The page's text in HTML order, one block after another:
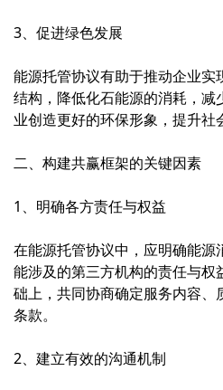
3、促进绿色发展
能源托管协议有助于推动企业
结构，降低化石能源的消耗，减
业创造更好的环保形象，提升社
二、构建共赢框架的关键因素
1、明确各方责任与权益
在能源托管协议中，应明确能
能涉及的第三方机构的责任与权
础上，共同协商确定服务内容
条款。
2、建立有效的沟通机制